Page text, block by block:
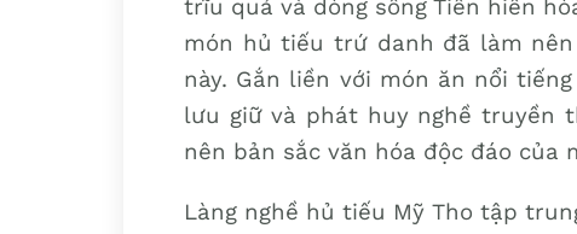
trĩu quả và dòng sông Tiền hiền
món hủ tiếu trứ danh đã làm
này. Gắn liền với món ăn nổi
lưu giữ và phát huy nghề truyền
nên bản sắc văn hóa độc đáo của
Làng nghề hủ tiếu Mỹ Tho tập